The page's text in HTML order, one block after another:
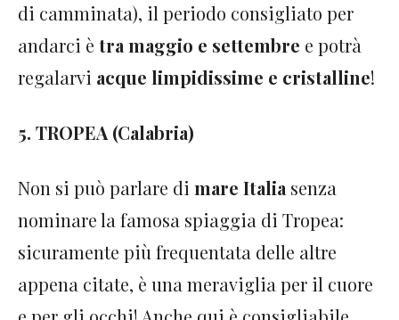
di camminata), il periodo consigliato per
andarci è tra maggio e settembre e potrà
regalarvi acque limpidissime e cristalline!
5. TROPEA (Calabria)
Non si può parlare di mare Italiasenza
nominare la famosa spiaggia di Tropea:
sicuramente più frequentata delle altre
appena citate, è una meraviglia per il cuore